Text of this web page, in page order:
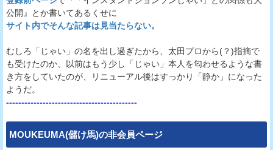
公開』とか書いてあるくせに
サイト内でそんな記事は見当たらない。
むしろ「じゃい」の名を出し過ぎたから、太田プロから(？)指摘で
も受けたのか、以前はもう少し「じゃい」本人を匂わせるような書
き方をしていたのが、リニューアル後はすっかり「静か」になった
ようだ。
-------------------------------------------
MOUKEUMA(儲け馬)の非会員ページ